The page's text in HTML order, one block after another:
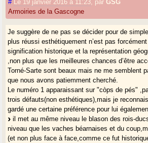
# Le 19 janvier 2016 à 11:23 parGSG
Armoiries de la Gascogne
Je suggère de ne pas se décider pour de
plus réussi esthétiquement n’est pas
signification historique et la représentation
,non plus que les meilleures chances d’être
Torné-Sarte sont beaux mais ne me semblent
que nous avons patiemment cherché.
Le numéro 1 apparaissant sur "còps de pés"
trois défauts(non esthétiques),mais je
gardé une certaine préférence pour lui
il met au même niveau le blason des rois-
niveau que les vaches béarnaises et du
(et non plus face à face,comme ce fut